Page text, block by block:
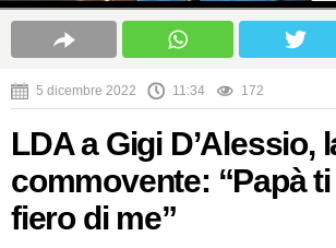
5 dicembre 2022 11:34 172
LDA a Gigi D’Alessio,
commovente: “Papà
fiero di me”